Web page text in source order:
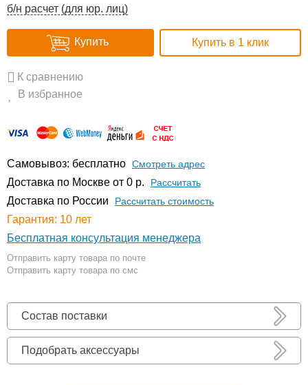
б/н расчет (для юр. лиц)
Купить Купить в 1 клик
К сравнению
В избранное
Самовывоз: бесплатно Смотреть адрес
Доставка по Москве от 0 р. Расcчитать
Доставка по России Рассчитать стоимость
Гарантия: 10 лет
Бесплатная консультация менеджера
Отправить карту товара по почте
Отправить карту товара по смс
Состав поставки
Подобрать аксессуары